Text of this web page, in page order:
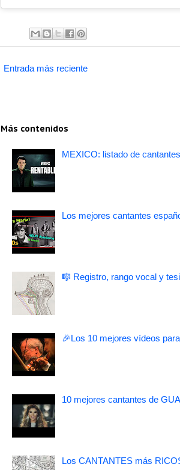
Entrada más reciente
Más contenidos
MEXICO: listado de
Los mejores cantantes
🎼 Registro, rango vocal y
🎉Los 10 mejores vídeos
10 mejores cantantes de
Los CANTANTES más